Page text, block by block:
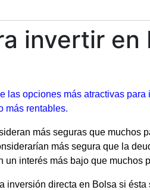
invertir en
las opciones más atractivas
más rentables.
más seguras que muchos
más segura que la
un interés más bajo que muchos
inversión directa en Bolsa si